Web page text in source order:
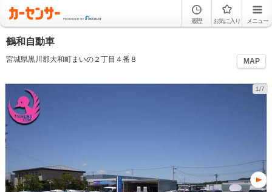
履歴 お気に入り メニュー
鶴和自動車
宮城県黒川郡大和町まいの２丁目４番８ MAP
1/7